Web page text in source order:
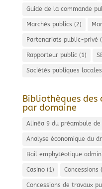
Guide de la commande
Marchés publics (2)
Partenariats public-privé
Rapporteur public(1)
Sociétés publiques locales
Bibliothèques des
par domaine
Alinéa 9 du préambule de
Analyse économique du
Bail emphytéotique
Casino(1) Concessions
Concessions de travaux